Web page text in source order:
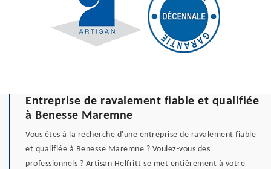
Entreprise de ravalement fiable et qualifiée
à Benesse Maremne
Vous êtes à la recherche d'une entreprise de ravalement fiable
et qualifiée à Benesse Maremne ? Voulez-vous des
professionnels ? Artisan Helfritt se met entièrement à votre